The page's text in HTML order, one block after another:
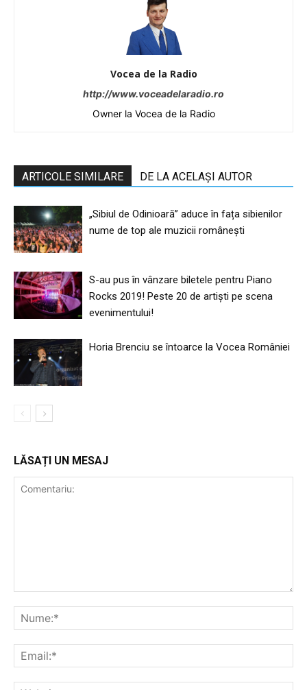
Vocea de la Radio
http://www.voceadelaradio.ro
Owner la Vocea de la Radio
ARTICOLE SIMILARE DE LA ACELAȘI AUTOR
„Sibiul de Odinioară” aduce în fața sibienilor
nume de top ale muzicii românești
S-au pus în vânzare biletele pentru Piano
Rocks 2019! Peste 20 de artiști pe scena
evenimentului!
Horia Brenciu se întoarce la Vocea României
LĂSAȚI UN MESAJ